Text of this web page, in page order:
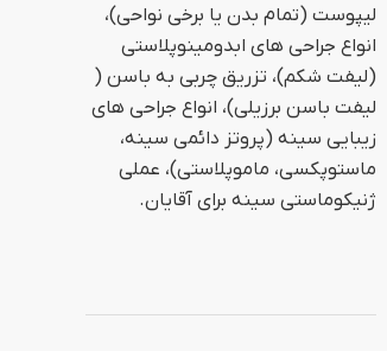
لیپوست (تمام بدن یا برخی نواحی)،
انواع جراحی های ابدومینوپلاستی
(لیفت شکم)، تزریق چربی به باسن (
لیفت باسن برزیلی)، انواع جراحی های
زیبایی سینه (پروتز دائمی سینه،
ماستوپکسی، ماموپلاستی)، عملی
ژنیکوماستی سینه برای آقایان.